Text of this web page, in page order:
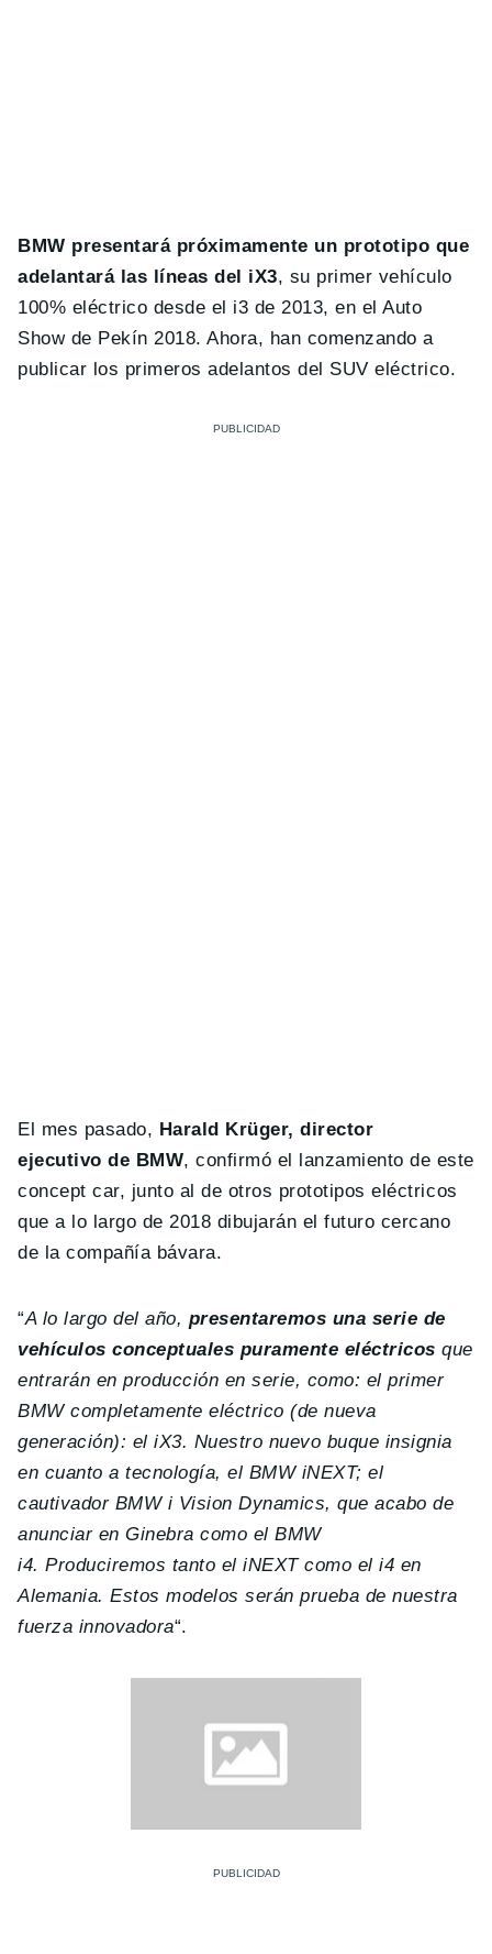
BMW presentará próximamente un prototipo que
adelantará las líneas del iX3, su primer vehículo
100% eléctrico desde el i3 de 2013, en el Auto
Show de Pekín 2018. Ahora, han comenzando a
publicar los primeros adelantos del SUV eléctrico.
El mes pasado, Harald Krüger, director
ejecutivo de BMW, confirmó el lanzamiento de este
concept car, junto al de otros prototipos eléctricos
que a lo largo de 2018 dibujarán el futuro cercano
de la compañía bávara.
“A lo largo del año, presentaremos una serie de
vehículos conceptuales puramente eléctricos que
entrarán en producción en serie, como: el primer
BMW completamente eléctrico (de nueva
generación): el iX3. Nuestro nuevo buque insignia
en cuanto a tecnología, el BMW iNEXT; el
cautivador BMW i Vision Dynamics, que acabo de
anunciar en Ginebra como el BMW
i4. Produciremos tanto el iNEXT como el i4 en
Alemania. Estos modelos serán prueba de nuestra
fuerza innovadora“.